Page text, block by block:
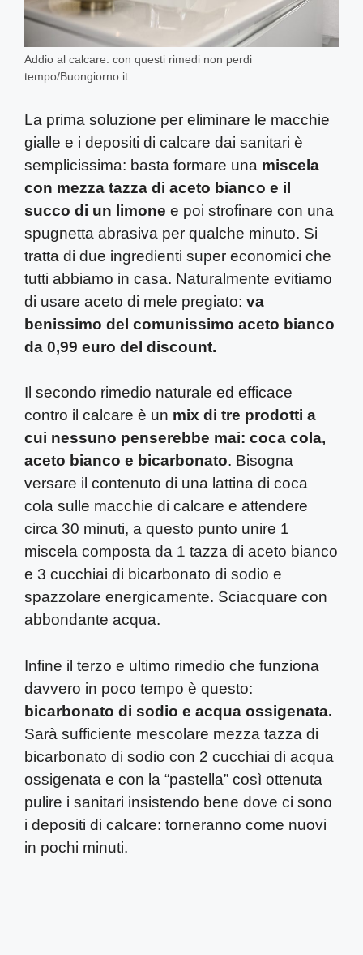
Addio al calcare: con questi rimedi non perdi
tempo/Buongiorno.it
La prima soluzione per eliminare le macchie
gialle e i depositi di calcare dai sanitari è
semplicissima: basta formare una miscela
con mezza tazza di aceto bianco e il
succo di un limone e poi strofinare con una
spugnetta abrasiva per qualche minuto. Si
tratta di due ingredienti super economici che
tutti abbiamo in casa. Naturalmente evitiamo
di usare aceto di mele pregiato: va
benissimo del comunissimo aceto bianco
da 0,99 euro del discount.
Il secondo rimedio naturale ed efficace
contro il calcare è un mix di tre prodotti a
cui nessuno penserebbe mai: coca cola,
aceto bianco e bicarbonato. Bisogna
versare il contenuto di una lattina di coca
cola sulle macchie di calcare e attendere
circa 30 minuti, a questo punto unire 1
miscela composta da 1 tazza di aceto bianco
e 3 cucchiai di bicarbonato di sodio e
spazzolare energicamente. Sciacquare con
abbondante acqua.
Infine il terzo e ultimo rimedio che funziona
davvero in poco tempo è questo:
bicarbonato di sodio e acqua ossigenata.
Sarà sufficiente mescolare mezza tazza di
bicarbonato di sodio con 2 cucchiai di acqua
ossigenata e con la “pastella” così ottenuta
pulire i sanitari insistendo bene dove ci sono
i depositi di calcare: torneranno come nuovi
in pochi minuti.